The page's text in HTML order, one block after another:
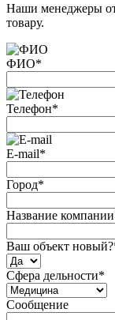
Наши менеджеры
товару.
ФИО*
Телефон*
E-mail*
Город*
Название компании
Ваш объект новый?
Сфера дельности*
Сообщение